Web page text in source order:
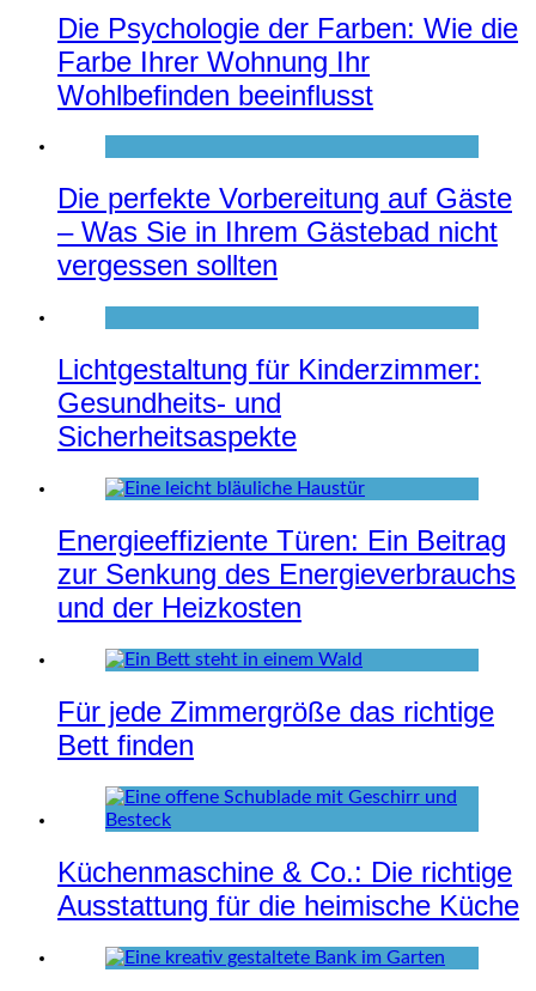
Die Psychologie der Farben: Wie die
Farbe Ihrer Wohnung Ihr
Wohlbefinden beeinflusst
Die perfekte Vorbereitung auf Gäste
– Was Sie in Ihrem Gästebad nicht
vergessen sollten
Lichtgestaltung für Kinderzimmer:
Gesundheits- und
Sicherheitsaspekte
Energieeffiziente Türen: Ein Beitrag
zur Senkung des Energieverbrauchs
und der Heizkosten
Für jede Zimmergröße das richtige
Bett finden
Küchenmaschine & Co.: Die richtige
Ausstattung für die heimische Küche